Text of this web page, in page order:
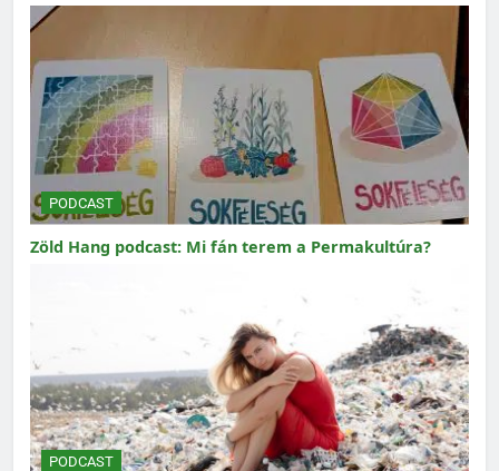
PODCAST
Zöld Hang podcast: Mi fán terem a Permakultúra?
PODCAST